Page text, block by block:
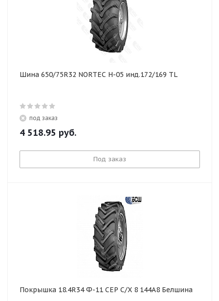
Шина 650/75R32 NORTEC Н-05 инд.172/169 TL
под заказ
4 518.95 руб.
Под заказ
Покрышка 18.4R34 Ф-11 СЕР С/Х 8 144А8 Белшина